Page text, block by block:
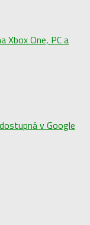
Xbox One, PC a
v Google